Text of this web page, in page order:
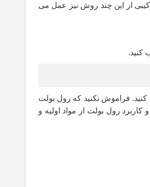
از این چند روش نیز عمل می
کنید.
کنید. فراموش نکنید که رول بولت
رول بولت از مواد اولیه و